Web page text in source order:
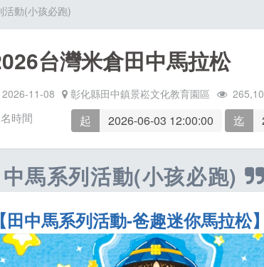
活動(小孩必跑)
台灣米倉田中馬拉松
2026-11-08 彰化縣田中鎮景崧文化教育園區
時間 起 2026-06-03 12:00:00 迄
馬系列活動(小孩必跑)
田中馬系列活動-爸趣迷你馬拉松】